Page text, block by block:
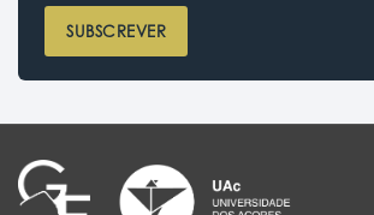
SUBSCREVER